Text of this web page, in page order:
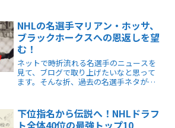
ップを制覇する選手もいます。
NHLの名選手マリアン・ホッサ、
ブラックホークスへの恩返しを望
む！
ネットで時折流れる名選手のニュースを
見て、ブログで取り上げたいなと思って
ます。そんな折、過去の名選手ネタが出
81が永久欠番となったマリアン・ホッサ
についてです。
下位指名から伝説へ！NHLドラフ
ト全体40位の最強トップ10